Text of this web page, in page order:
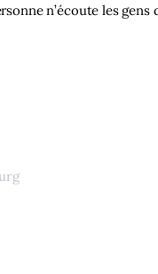
n’écoute les gens